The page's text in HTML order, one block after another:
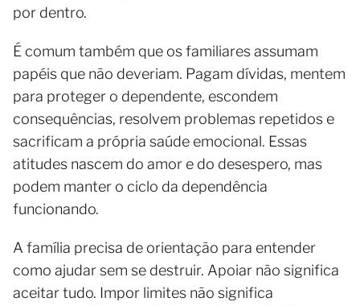
por dentro.
É comum também que os familiares assumam
papéis que não deveriam. Pagam dívidas, mentem
para proteger o dependente, escondem
consequências, resolvem problemas repetidos e
sacrificam a própria saúde emocional. Essas
atitudes nascem do amor e do desespero, mas
podem manter o ciclo da dependência
funcionando.
A família precisa de orientação para entender
como ajudar sem se destruir. Apoiar não significa
aceitar tudo. Impor limites não significa